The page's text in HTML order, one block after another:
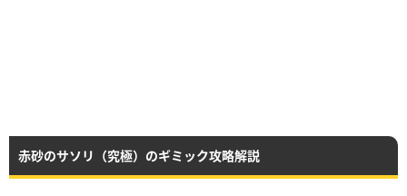
赤砂のサソリ（究極）のギミック攻略解説